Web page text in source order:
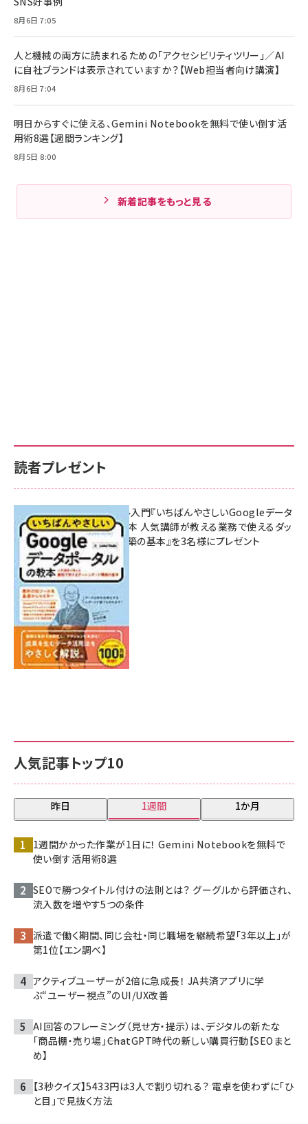
8月6日 7:05
人と機械の両方に読まれるための「アクセシビリティツリー」／AI
に自社ブランドは表示されていますか？【Web担当者向け講演】
8月6日 7:04
明日からすぐに使える、Gemini Notebookを無料で使い倒す活
用術8選【週間ランキング】
8月5日 8:00
新着記事をもっと見る
人気記事トップ10
昨日 1週間 1か月
1週間かかった作業が1日に！ Gemini Notebookを無料で
使い倒す活用術8選
SEOで勝つタイトル付けの法則とは？ グーグルから評価され、
流入数を増やす5つの条件
派遣で働く期間、同じ会社・同じ職場を継続希望「3年以上」が
第1位【エン調べ】
アクティブユーザーが2倍に急成長！ JA共済アプリに学
ぶ“ユーザー視点”のUI/UX改善
AI回答のフレーミング（見せ方・提示）は、デジタルの新たな
「商品棚・売り場」――ChatGPT時代の新しい購買行動【SEOまと
め】
【3秒クイズ】5433円は3人で割り切れる？ 電卓を使わずに「ひ
と目」で見抜く方法
読者プレゼント
無料BIツール入門『いちばんやさしいGoogleデータ
ポータルの教本 人気講師が教える業務で使えるダッ
シュボード構築の基本』を3名様にプレゼント
7月31日 10:00